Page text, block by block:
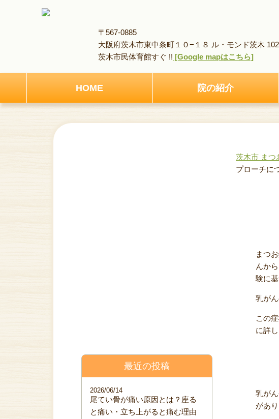
〒567-0885
大阪府茨木市東中条町１０−１８ ル・モンド茨木 102
茨木市民体育館すぐ !! [Google mapはこちら]
HOME 院の紹介
茨木市 まつ
プローチに
まつ
んか
験に
乳が
この
に詳
乳が
があり
最近の投稿
尾てい骨が痛い原因とは？座る
と痛い・立ち上がると痛む理由
2026/06/14